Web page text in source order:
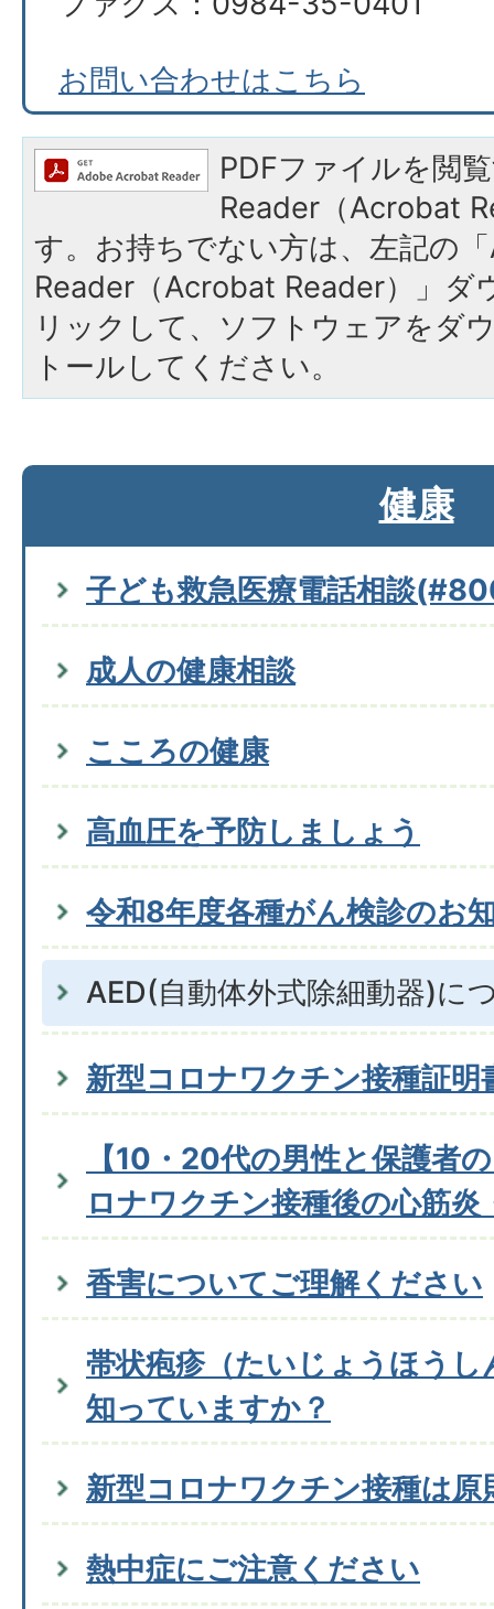
お問い合わせはこちら
PDFファイルを閲
Reader（Acrobat
す。お持ちでない方は、左記の
Reader（Acrobat Reader）」ダ
リックして、ソフトウェアをダ
トールしてください。
健康
子ども救急医療電話相談
成人の健康相談
こころの健康
高血圧を予防しましょう
令和8年度各種がん検診のお
AED(自動体外式除細動器)に
新型コロナワクチン接種証明
【10・20代の男性と保護者
ロナワクチン接種後の心筋
香害についてご理解ください
帯状疱疹（たいじょうほう
知っていますか？
新型コロナワクチン接種は原
熱中症にご注意ください